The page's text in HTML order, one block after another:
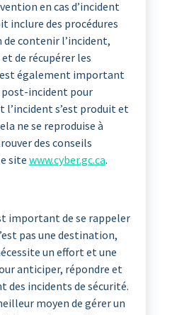
en cas d’incident
inclure des procédures
contenir l’incident,
de récupérer les
également important
post-incident pour
s’est produit et
ne se reproduise à
des conseils
site www.cyber.gc.ca.
important de se rappeler
pas une destination,
un effort et une
anticiper, répondre et
des incidents de sécurité.
moyen de gérer un